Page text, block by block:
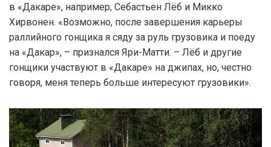
в «Дакаре», например, Себастьен Лёб и Микко
Хирвонен. «Возможно, после завершения карьеры
раллийного гонщика я сяду за руль грузовика и поеду
на «Дакар», – признался Яри-Матти. – Лёб и другие
гонщики участвуют в «Дакаре» на джипах, но, честно
говоря, меня теперь больше интересуют грузовики».